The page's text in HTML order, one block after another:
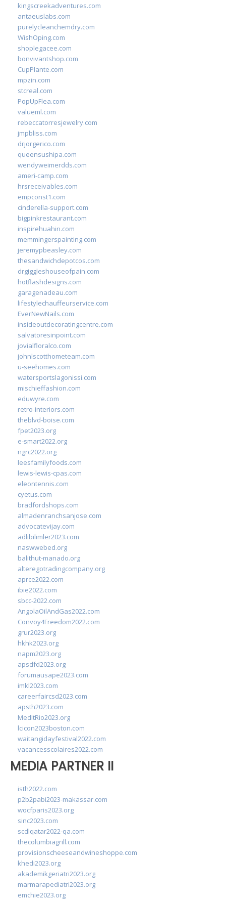
kingscreekadventures.com
antaeuslabs.com
purelycleanchemdry.com
WishOping.com
shoplegacee.com
bonvivantshop.com
CupPlante.com
mpzin.com
stcreal.com
PopUpFlea.com
valueml.com
rebeccatorresjewelry.com
jmpbliss.com
drjorgerico.com
queensushipa.com
wendyweimerdds.com
ameri-camp.com
hrsreceivables.com
empconst1.com
cinderella-support.com
bigpinkrestaurant.com
inspirehuahin.com
memmingerspainting.com
jeremypbeasley.com
thesandwichdepotcos.com
drgiggleshouseofpain.com
hotflashdesigns.com
garagenadeau.com
lifestylechauffeurservice.com
EverNewNails.com
insideoutdecoratingcentre.com
salvatoresinpoint.com
jovialfloralco.com
johnlscotthometeam.com
u-seehomes.com
watersportslagonissi.com
mischieffashion.com
eduwyre.com
retro-interiors.com
theblvd-boise.com
fpet2023.org
e-smart2022.org
ngrc2022.org
leesfamilyfoods.com
lewis-lewis-cpas.com
eleontennis.com
cyetus.com
bradfordshops.com
almadenranchsanjose.com
advocatevijay.com
adlibilimler2023.com
naswwebed.org
balithut-manado.org
alteregotradingcompany.org
aprce2022.com
ibie2022.com
sbcc-2022.com
AngolaOilAndGas2022.com
Convoy4Freedom2022.com
grur2023.org
hkhk2023.org
napm2023.org
apsdfd2023.org
forumausape2023.com
imkl2023.com
careerfaircsd2023.com
apsth2023.com
MedItRio2023.org
lcicon2023boston.com
waitangidayfestival2022.com
vacancesscolaires2022.com
MEDIA PARTNER II
isth2022.com
p2b2pabi2023-makassar.com
wocfparis2023.org
sinc2023.com
scdlqatar2022-qa.com
thecolumbiagrill.com
provisionscheeseandwineshoppe.com
khedi2023.org
akademikgeriatri2023.org
marmarapediatri2023.org
emchie2023.org